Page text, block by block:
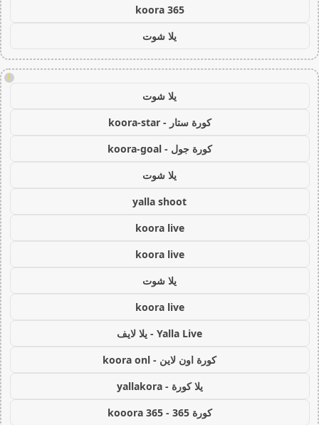
koora 365
يلا شوت
!
يلا شوت
كورة ستار - koora-star
كورة جول - koora-goal
يلا شوت
yalla shoot
koora live
koora live
يلا شوت
koora live
Yalla Live - يلا لايف
كورة اون لاين - koora onl
يلا كورة - yallakora
كورة 365 - kooora 365